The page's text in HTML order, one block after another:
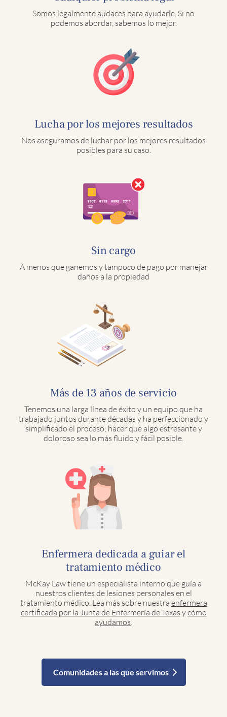
Somos legalmente audaces para ayudarle. Si no
podemos abordar, sabemos lo mejor.
Lucha por los mejores resultados
Nos aseguramos de luchar por los mejores resultados
posibles para su caso.
Sin cargo
A menos que ganemos y tampoco de pago por manejar
daños a la propiedad
Más de 13 años de servicio
Tenemos una larga línea de éxito y un equipo que ha
trabajado juntos durante décadas y ha perfeccionado y
simplificado el proceso; hacer que algo estresante y
doloroso sea lo más fluido y fácil posible.
Enfermera dedicada a guiar el
tratamiento médico
McKay Law tiene un especialista interno que guía a
nuestros clientes de lesiones personales en el
tratamiento médico. Lea más sobre nuestra enfermera
certificada por la Junta de Enfermería de Texas ycómo
ayudamos.
Comunidades a las que servimos